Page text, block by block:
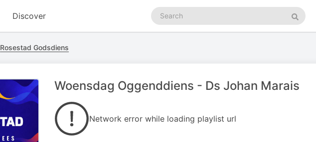
Discover
Search
podcasts
Search
Rosestad Godsdiens
Woensdag Oggenddiens - Ds Johan Marais
Network error while loading playlist url